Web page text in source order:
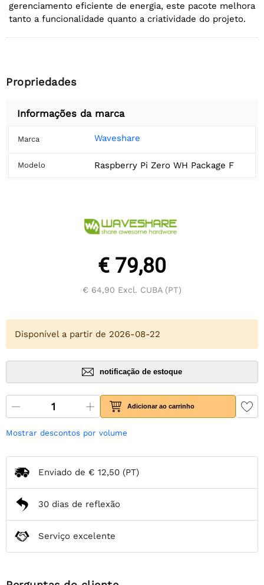
gerenciamento eficiente de energia, este pacote melhora
tanto a funcionalidade quanto a criatividade do projeto.
Propriedades
Informações da marca
Marca Waveshare
Modelo Raspberry Pi Zero WH Package F
€ 79,80
€ 64,90 Excl. CUBA (PT)
Disponível a partir de 2026-08-22
notificação de estoque
Adicionar ao carrinho
Mostrar descontos por volume
Enviado de € 12,50 (PT)
30 dias de reflexão
Serviço excelente